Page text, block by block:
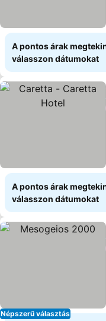
A pontos árak
válasszon dátumokat
A pontos árak
válasszon dátumokat
Népszerű választás